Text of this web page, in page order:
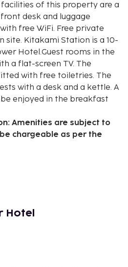
of this property are a
desk and luggage
free WiFi. Free private
site. Kitakami Station is a 10-
Hotel.Guest rooms in the
a flat-screen TV. The
with free toiletries. The
with a desk and a kettle. A
enjoyed in the breakfast
Amenities are subject to
chargeable as per the
Hotel